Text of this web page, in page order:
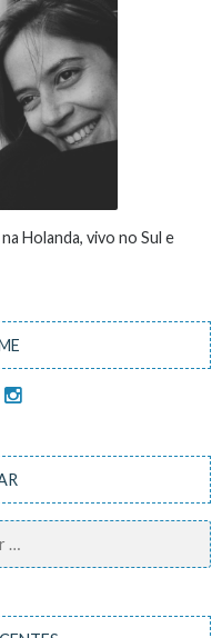
Holanda, vivo no Sul e